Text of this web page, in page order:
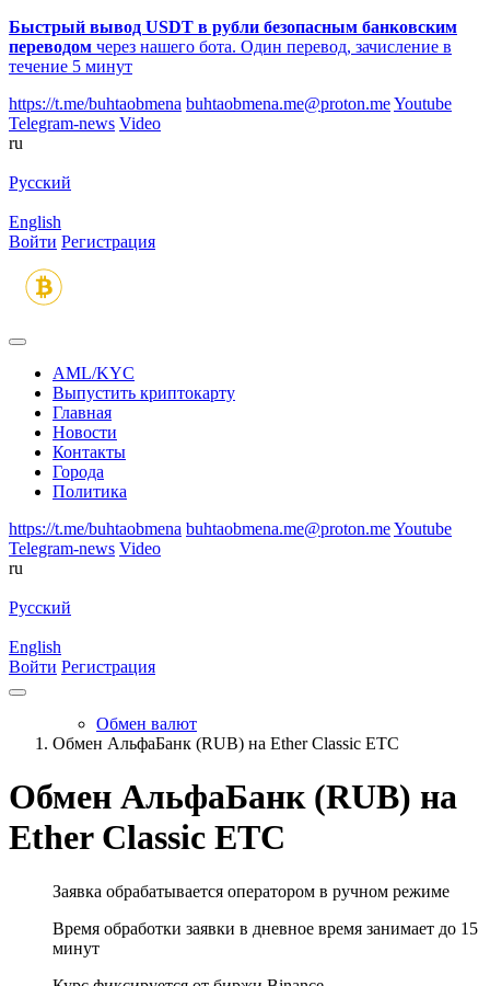
Быстрый вывод USDT в рубли безопасным банковским
переводом через нашего бота. Один перевод, зачисление в
течение 5 минут
https://t.me/buhtaobmena buhtaobmena.me@proton.meYoutube
Telegram-news Video
ru
Русский
English
Войти Регистрация
AML/KYC
Выпустить криптокарту
Главная
Новости
Контакты
Города
Политика
https://t.me/buhtaobmena buhtaobmena.me@proton.meYoutube
Telegram-news Video
ru
Русский
English
Войти Регистрация
Обмен валют
Обмен АльфаБанк (RUB) на Ether Classic ETC
Обмен АльфаБанк (RUB) на
Ether Classic ETC
Заявка обрабатывается оператором в ручном режиме
Время обработки заявки в дневное время занимает до 15
минут